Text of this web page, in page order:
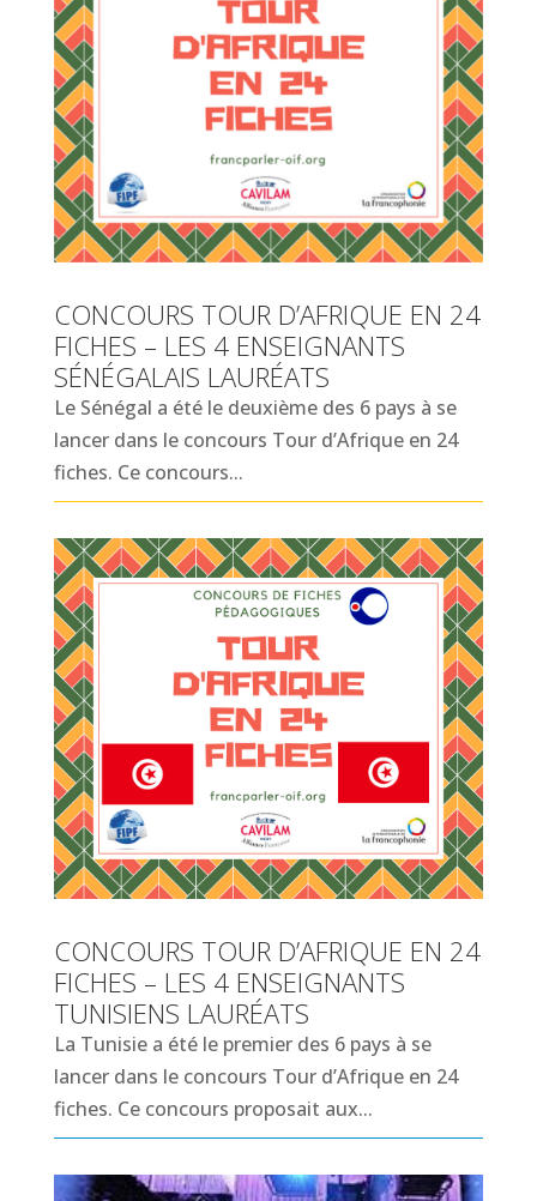
CONCOURS TOUR D’AFRIQUE EN 24
FICHES – LES 4 ENSEIGNANTS
SÉNÉGALAIS LAURÉATS
Le Sénégal a été le deuxième des 6 pays à se
lancer dans le concours Tour d’Afrique en 24
fiches. Ce concours...
CONCOURS TOUR D’AFRIQUE EN 24
FICHES – LES 4 ENSEIGNANTS
TUNISIENS LAURÉATS
La Tunisie a été le premier des 6 pays à se
lancer dans le concours Tour d’Afrique en 24
fiches. Ce concours proposait aux...